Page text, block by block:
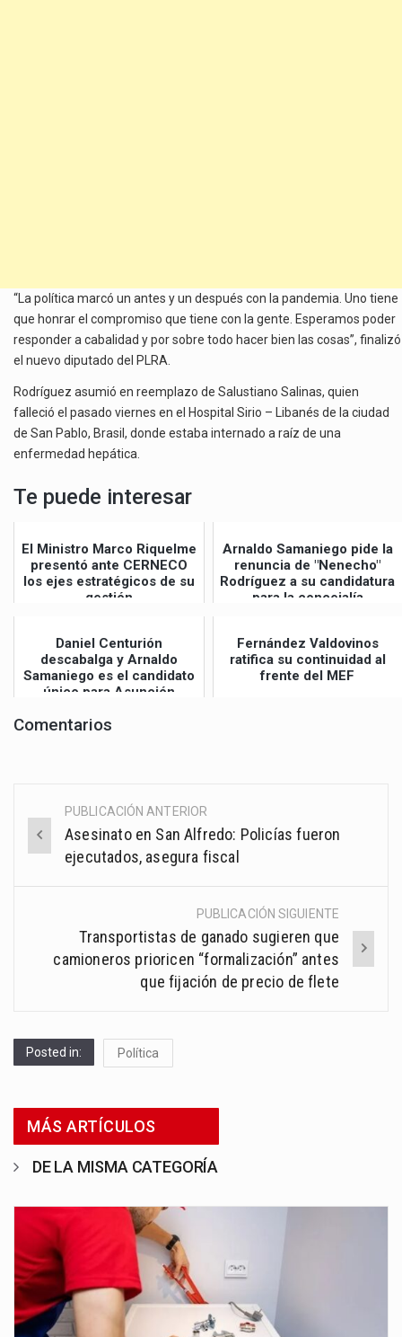
“La política marcó un antes y un después con la pandemia. Uno tiene
que honrar el compromiso que tiene con la gente. Esperamos poder
responder a cabalidad y por sobre todo hacer bien las cosas”, finalizó
el nuevo diputado del PLRA.
Rodríguez asumió en reemplazo de Salustiano Salinas, quien
falleció el pasado viernes en el Hospital Sirio – Libanés de la ciudad
de San Pablo, Brasil, donde estaba internado a raíz de una
enfermedad hepática.
Te puede interesar
El Ministro Marco Riquelme
presentó ante CERNECO
los ejes estratégicos de su
gestión
Arnaldo Samaniego pide la
renuncia de "Nenecho"
Rodríguez a su candidatura
para la concejalía
Daniel Centurión
descabalga y Arnaldo
Samaniego es el candidato
único para Asunción
Fernández Valdovinos
ratifica su continuidad al
frente del MEF
Comentarios
Post
navigation
PUBLICACIÓN ANTERIOR
Asesinato en San Alfredo: Policías fueron
ejecutados, asegura fiscal
PUBLICACIÓN SIGUIENTE
Transportistas de ganado sugieren que
camioneros prioricen “formalización” antes
que fijación de precio de flete
Posted in: Política
MÁS ARTÍCULOS
DE LA MISMA CATEGORÍA